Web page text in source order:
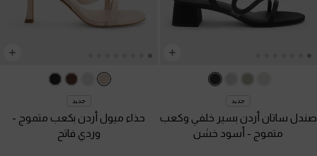
جديد
صندل ساتان أردن بسير خلفي وكعب
متموج - أسود خشن
جديد
حذاء ميول أردن بكعب متموج -
وردي فاتح